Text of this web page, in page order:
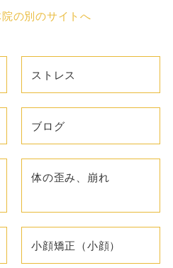
の別のサイトへ
ストレス
ブログ
体の歪み、崩れ
小顔矯正（小顔）